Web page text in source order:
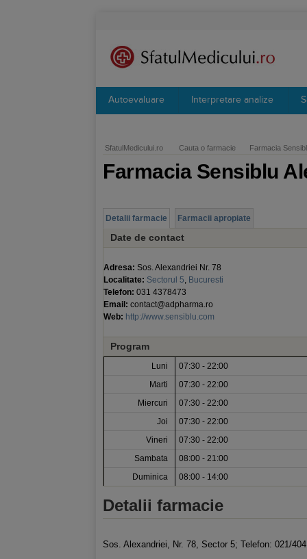
Autoevaluare Interpretare analize
SfatulMedicului.ro Cauta o farmacie Farmacia
Farmacia Sensiblu
Detalii farmacie Farmacii apropiate
Date de contact
Adresa: Sos. Alexandriei Nr. 78
Localitate: Sectorul 5, Bucuresti
Telefon: 031 4378473
Email: contact@adpharma.ro
Web: http://www.sensiblu.com
Program
Luni
07:30 - 22:00
Marti
07:30 - 22:00
Miercuri
07:30 - 22:00
Joi
07:30 - 22:00
Vineri
07:30 - 22:00
Sambata
08:00 - 21:00
Duminica
08:00 - 14:00
Detalii farmacie
Sos. Alexandriei, Nr. 78, Sector 5; Telefon: 021/